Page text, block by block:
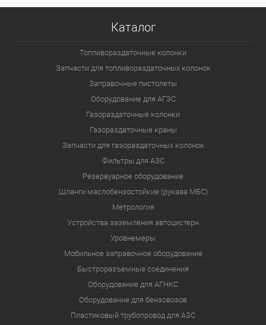
Каталог
Топливораздаточные колонки
Запчасти для топливораздаточных колонок
Заправочные пистолеты
Оборудование для АГЗС
Газораздаточные колонки
Газораздаточные краны
Запчасти для газораздаточных колонок
Фильтры для АЗС
Резервуарное оборудование
Шланги маслобензостойкие (рукава МБС)
Метрология
Устройства заземления автоцистерн
Уровнемеры
Мобильное заправочное оборудование
Быстроразъемные соединения
Оборудование для АГНКС
Оборудование для бензовозов
Пластиковый трубопровод для АЗС